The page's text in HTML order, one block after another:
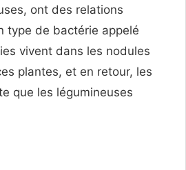
ont des relations
type de bactérie appelé
vivent dans les nodules
plantes, et en retour, les
que les légumineuses